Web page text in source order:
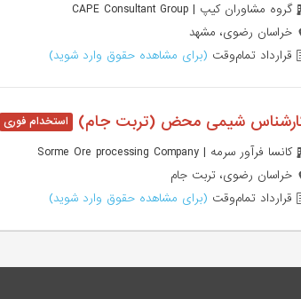
گروه مشاوران کیپ | CAPE Consultant Group
خراسان رضوی، مشهد
قرارداد تمام‌وقت (برای مشاهده حقوق وارد شوید)
شیمی محض (تربت جام)
کانسا فرآور سرمه | Sorme Ore processing Company
خراسان رضوی، تربت جام
قرارداد تمام‌وقت (برای مشاهده حقوق وارد شوید)